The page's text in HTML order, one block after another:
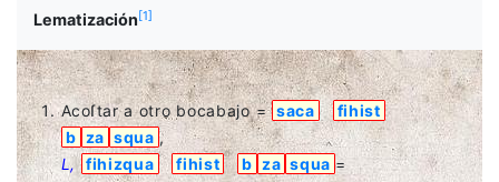
Lematización[1]
Acoſtar a otro bocabajo = saca
fihist
b za squa ,
L,
fihizqua fihist b za squa =